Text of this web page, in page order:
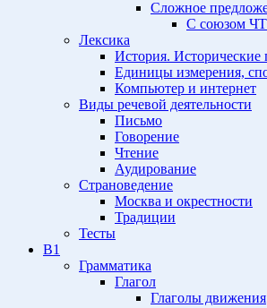
Сложное
С союзом
Лексика
История. Исторические
Единицы измерения,
Компьютер и интернет
Виды речевой деятельности
Письмо
Говорение
Чтение
Аудирование
Страноведение
Москва и окрестности
Традиции
Тесты
B1
Грамматика
Глагол
Глаголы движения